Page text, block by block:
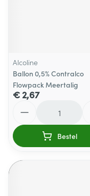
Alcoline
Ballon 0,5% Contralco
Flowpack Meertalig
€ 2,67
Bestel